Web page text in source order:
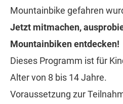
Mountainbike gefahren
Jetzt mitmachen,
Mountainbiken entdecken!
Dieses Programm ist für
Alter von 8 bis 14 Jahre.
Voraussetzung zur